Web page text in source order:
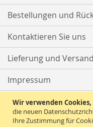
Wir verwenden
die neuen
Ihre Zustimmung für
Bestellungen und
Kontaktieren Sie uns
Lieferung und
Impressum
AGB
Widerruf